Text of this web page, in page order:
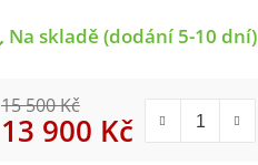
Na skladě (dodání 5-10 dní)
15 500 Kč
13 900 Kč